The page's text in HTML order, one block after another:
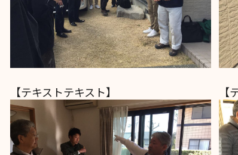
【テキストテキスト】 【